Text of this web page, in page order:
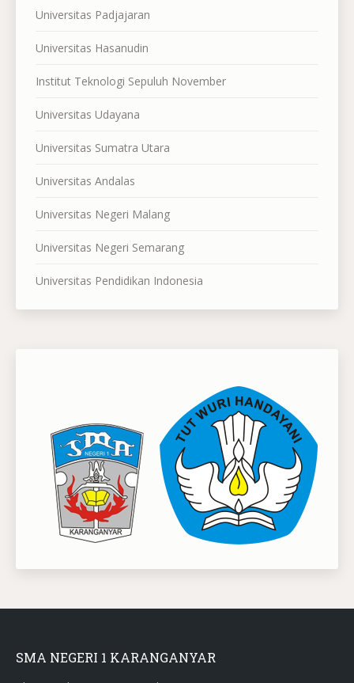
Universitas Padjajaran
Universitas Hasanudin
Institut Teknologi Sepuluh November
Universitas Udayana
Universitas Sumatra Utara
Universitas Andalas
Universitas Negeri Malang
Universitas Negeri Semarang
Universitas Pendidikan Indonesia
SMA NEGERI 1 KARANGANYAR